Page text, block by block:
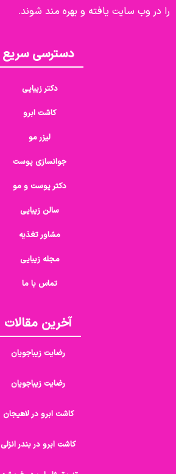
را در وب سایت یافته و بهره مند شوند.
دسترسی سریع
دکتر زیبایی
کاشت ابرو
لیزر مو
جوانسازی پوست
دکتر پوست و مو
سالن زیبایی
مشاور تغذیه
مجله زیبایی
تماس با ما
آخرین مقالات
رضایت زیباجویان
رضایت زیباجویان
کاشت ابرو در لاهیجان
کاشت ابرو در بندر انزلی